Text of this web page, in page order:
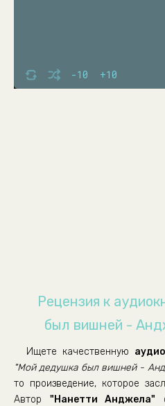
-10 +10
Рецензия к
был вишней -
Ищете качественную
"Мой дедушка был вишней -
то произведение, которое
Автор "Нанетти Анджела"